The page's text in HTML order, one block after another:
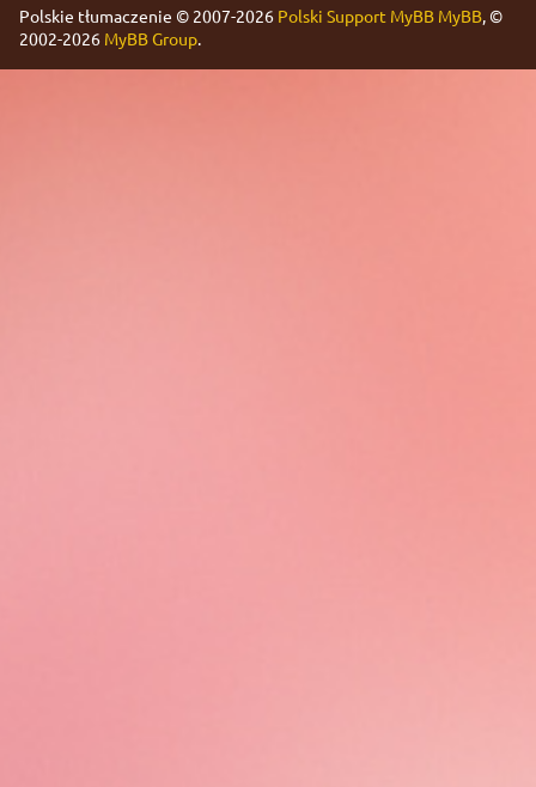
Polskie tłumaczenie © 2007-2026 Polski Support MyBB MyBB, ©
2002-2026 MyBB Group.